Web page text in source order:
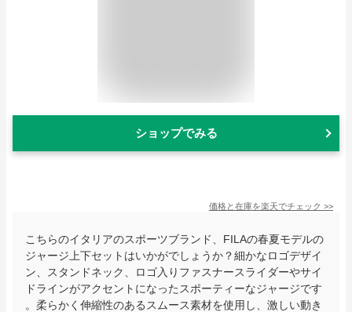
ショップでみる
価格と在庫を楽天でチェック >>
こちらのイタリアのスポーツブランド、FILAの春夏モデルの
ジャージ上下セットはいかがでしょうか？細かなロゴデザイ
ン、スタンドネック、ロゴ入りファスナースライダーやサイ
ドラインがアクセントになったスポーティーなジャージです
。柔らかく伸縮性のあるスムース素材を使用し、激しい動き